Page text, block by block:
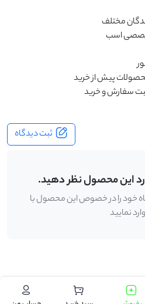
مختلف
اسب
پیش از خرید
سفارش و خرید
ثبت دیدگاه
این محصول نظر دهید.
خود را در خصوص این محصول با
نمایید